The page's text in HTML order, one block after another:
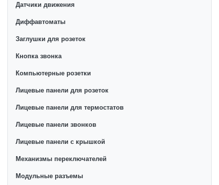
Датчики движения
Диффавтоматы
Заглушки для розеток
Кнопка звонка
Компьютерные розетки
Лицевые панели для розеток
Лицевые панели для термостатов
Лицевые панели звонков
Лицевые панели с крышкой
Механизмы переключателей
Модульные разъемы